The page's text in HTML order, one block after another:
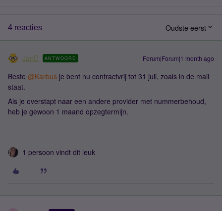
4 reacties Oudste eerst
JanD ANTWOORD Forum|Forum|1 month ago
Beste ​ @Karbus je bent nu contractvrij tot 31 juli, zoals in de mail
staat.
Als je overstapt naar een andere provider met nummerbehoud,
heb je gewoon 1 maand opzegtermijn.
1 persoon vindt dit leuk